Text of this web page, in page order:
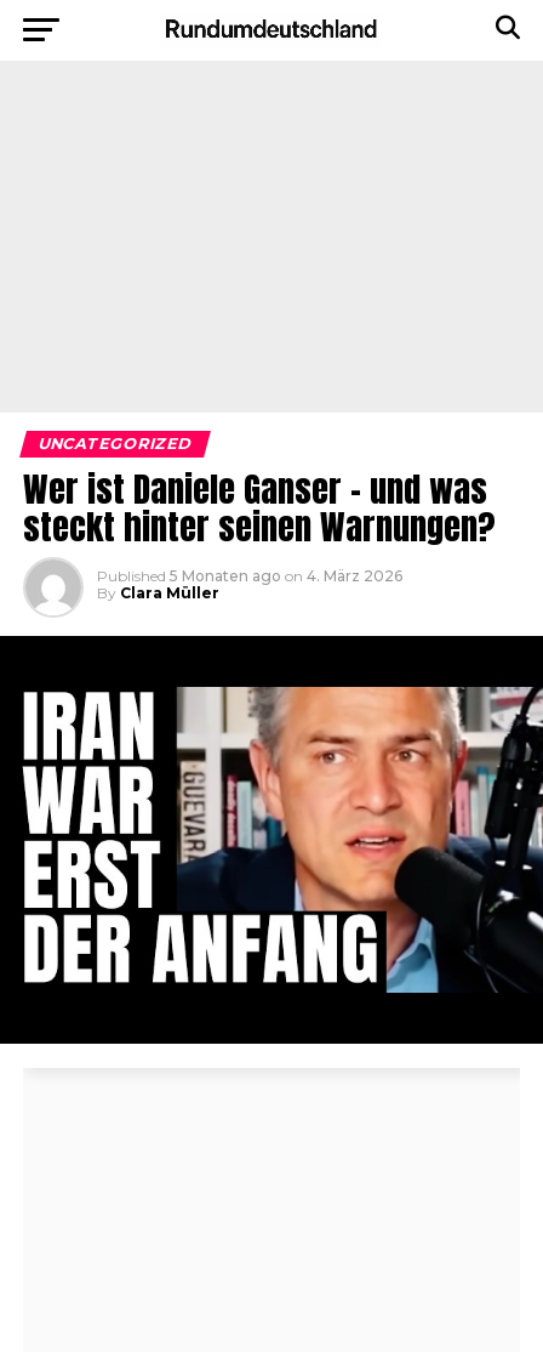
UNCATEGORIZED
Wer ist Daniele Ganser – und was
steckt hinter seinen Warnungen?
Published 5 Monaten ago on 4. März 2026
By Clara Müller